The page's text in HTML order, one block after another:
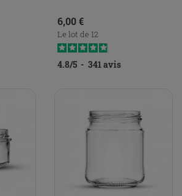
Prix
6,00 €
Le lot de 12
4.8/5 - 341avis